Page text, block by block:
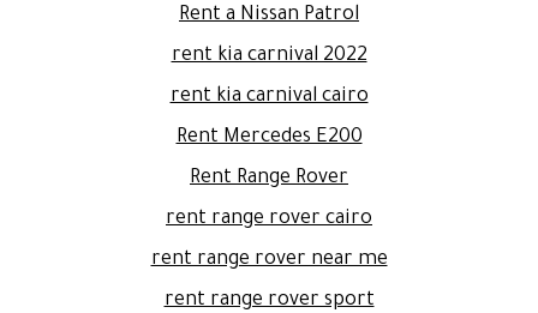
Rent a Nissan Patrol
rent kia carnival 2022
rent kia carnival cairo
Rent Mercedes E200
Rent Range Rover
rent range rover cairo
rent range rover near me
rent range rover sport